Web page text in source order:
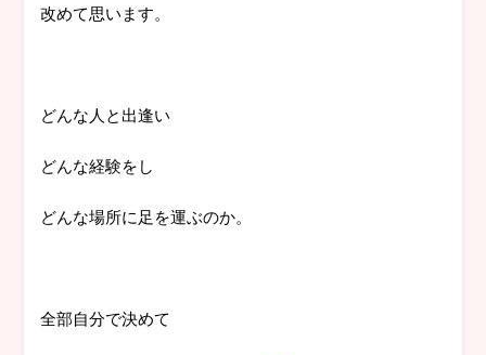
改めて思います。
どんな人と出逢い
どんな経験をし
どんな場所に足を運ぶのか。
全部自分で決めて